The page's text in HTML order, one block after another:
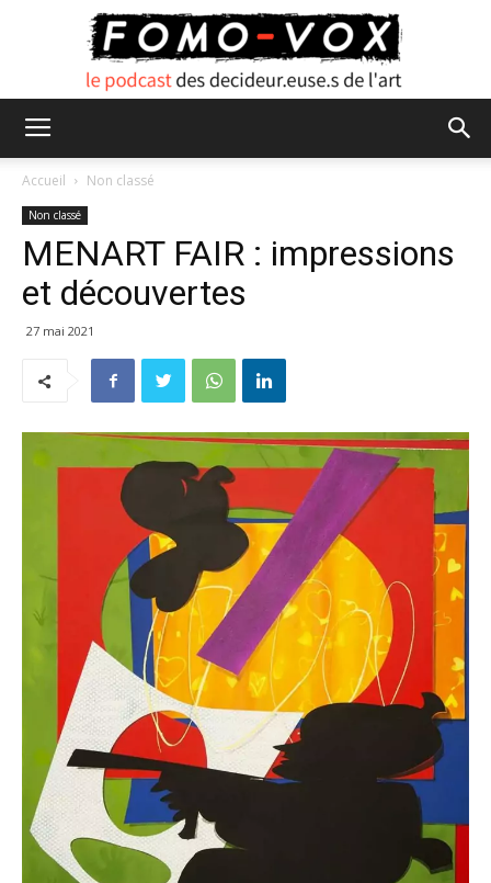
VOX
Accueil Non classé
Non classé
MENART FAIR : impressions
et découvertes
27 mai 2021